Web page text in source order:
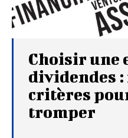
Choisir une
dividendes :
critères
tromper